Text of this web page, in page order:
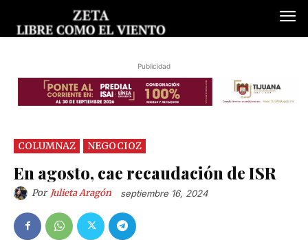
Publicidad
COLUMNAZ NEGOCIOZ
En agosto, cae recaudación de ISR
Por Julieta Aragón septiembre 16, 2024